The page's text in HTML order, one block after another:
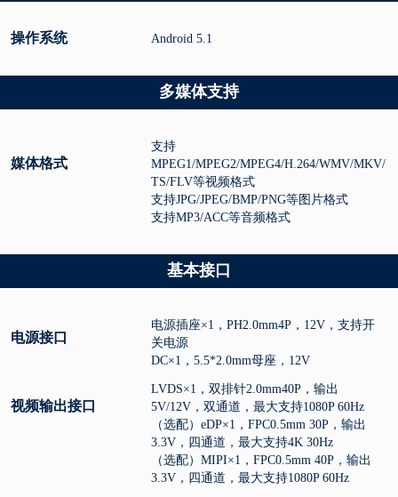
操作系统 Android 5.1
多媒体支持
媒体格式
支持
MPEG1/MPEG2/MPEG4/H.264/WMV/MKV/
TS/FLV等视频格式
支持JPG/JPEG/BMP/PNG等图片格式
支持MP3/ACC等音频格式
基本接口
电源接口
电源插座×1，PH2.0mm4P，12V，支持开
关电源
DC×1，5.5*2.0mm母座，12V
视频输出接口
LVDS×1，双排针2.0mm40P，输出
5V/12V，双通道，最大支持1080P 60Hz
（选配）eDP×1，FPC0.5mm 30P，输出
3.3V，四通道，最大支持4K 30Hz
（选配）MIPI×1，FPC0.5mm 40P，输出
3.3V，四通道，最大支持1080P 60Hz